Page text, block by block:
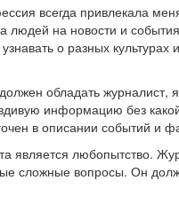
всегда привлекала
людей на новости и
о разных
обладать журналист,
информацию без
в описании событий и
является любопытство.
сложные вопросы. Он